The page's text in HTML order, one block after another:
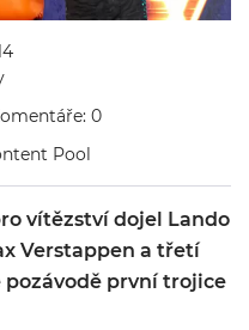
0
Pool
vítězství dojel Lando
Verstappen a třetí
pozávodě první trojice